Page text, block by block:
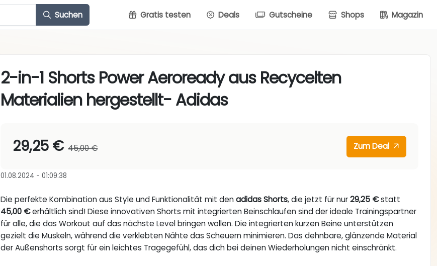
Suchen Gratis testen Deals Gutscheine Shops Magazin
2-in-1 Shorts Power Aeroready aus Recycelten
Materialien hergestellt- Adidas
29,25 € 45,00 € Zum Deal
01.08.2024 - 01:09:38
Die perfekte Kombination aus Style und Funktionalität mit denadidas Shorts, die jetzt für nur29,25 €statt
45,00 €erhältlich sind! Diese innovativen Shorts mit integrierten Beinschlaufen sind der ideale Trainingspartner
für alle, die das Workout auf das nächste Level bringen wollen. Die integrierten kurzen Beine unterstützen
gezielt die Muskeln, während die verklebten Nähte das Scheuern minimieren. Das dehnbare, glänzende Material
der Außenshorts sorgt für ein leichtes Tragegefühl, das dich bei deinen Wiederholungen nicht einschränkt.